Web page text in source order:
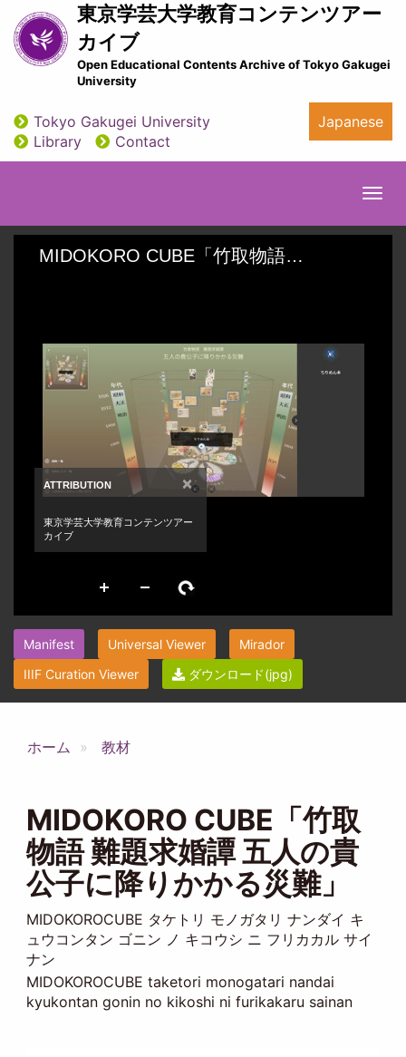
Skip
to
main
content
東京学芸大学教育コンテンツアー
カイブ
Open Educational Contents Archive of Tokyo Gakugei
University
utility
Tokyo Gakugei University
Library
Contact
Japanese
Manifest Universal Viewer
Mirador
IIIF Curation Viewer
ダウンロード(jpg)
ホーム 教材
MIDOKORO CUBE「竹取
物語 難題求婚譚 五人の貴
公子に降りかかる災難」
MIDOKOROCUBE タケトリ モノガタリ ナンダイ キ
ュウコンタン ゴニン ノ キコウシ ニ フリカカル サイ
ナン
MIDOKOROCUBE taketori monogatari nandai
kyukontan gonin no kikoshi ni furikakaru sainan